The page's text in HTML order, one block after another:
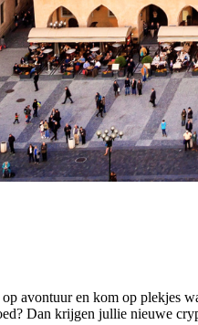
avontuur en kom op plekjes
Dan krijgen jullie nieuwe